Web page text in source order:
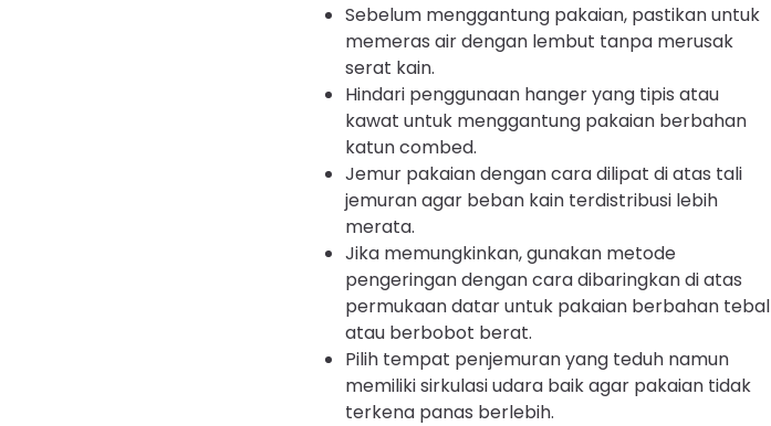
Sebelum menggantung pakaian, pastikan untuk
memeras air dengan lembut tanpa merusak
serat kain.
Hindari penggunaan hanger yang tipis atau
kawat untuk menggantung pakaian berbahan
katun combed.
Jemur pakaian dengan cara dilipat di atas tali
jemuran agar beban kain terdistribusi lebih
merata.
Jika memungkinkan, gunakan metode
pengeringan dengan cara dibaringkan di atas
permukaan datar untuk pakaian berbahan tebal
atau berbobot berat.
Pilih tempat penjemuran yang teduh namun
memiliki sirkulasi udara baik agar pakaian tidak
terkena panas berlebih.